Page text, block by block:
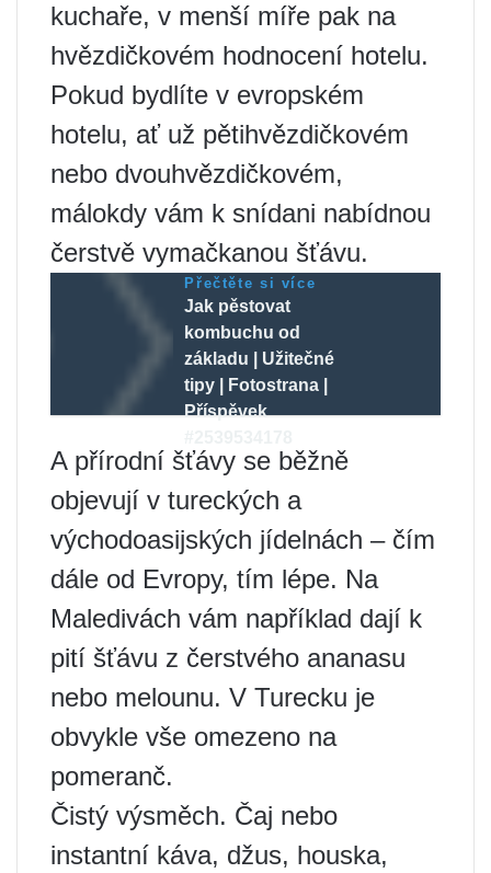
kuchaře, v menší míře pak na
hvězdičkovém hodnocení hotelu.
Pokud bydlíte v evropském
hotelu, ať už pětihvězdičkovém
nebo dvouhvězdičkovém,
málokdy vám k snídani nabídnou
čerstvě vymačkanou šťávu.
Přečtěte si více
Jak pěstovat
kombuchu od
základu | Užitečné
tipy | Fotostrana |
Příspěvek
A přírodní šťávy se běžně
objevují v tureckých a
východoasijských jídelnách – čím
dále od Evropy, tím lépe. Na
Maledivách vám například dají k
pití šťávu z čerstvého ananasu
nebo melounu. V Turecku je
obvykle vše omezeno na
pomeranč.
Čistý výsměch. Čaj nebo
instantní káva, džus, houska,